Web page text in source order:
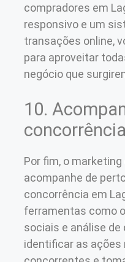
compradores em
responsivo e um
transações online,
para aproveitar
negócio que
10.
concorrência
Por fim, o
acompanhe de
concorrência em
ferramentas como
sociais e análise de
identificar as ações